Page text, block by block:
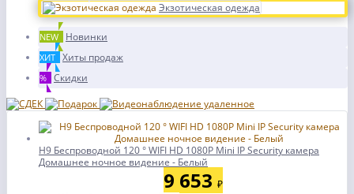
Экзотическая одежда
NEW Новинки
ХИТ Хиты продаж
% Скидки
H9 Беспроводной 120 ° WIFI HD 1080P Mini IP Security камера
Домашнее ночное видение - Белый
9 653 ₽